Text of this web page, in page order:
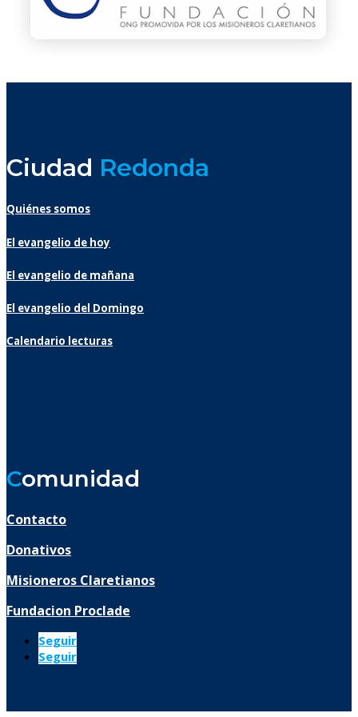
Ciudad Redonda
Quiénes somos
El evangelio de hoy
El evangelio de mañana
El evangelio del Domingo
Calendario lecturas
Comunidad
Contacto
Donativos
Misioneros Claretianos
Fundacion Proclade
Seguir
Seguir